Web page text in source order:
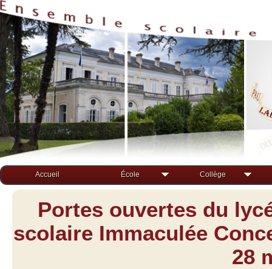
Accueil École Collège
Portes ouvertes du
scolaire Immaculée
28